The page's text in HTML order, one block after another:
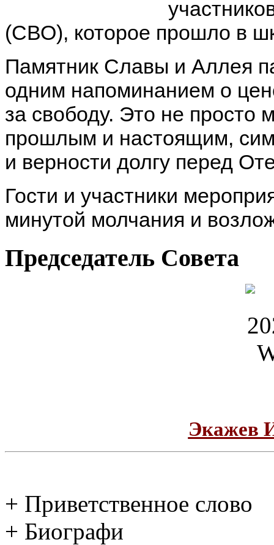
(СВО), которое прошло в
Памятник Славы и Аллея
одним напоминанием о
за свободу. Это не
прошлым и настоящим,
и верности долгу перед
Гости и участники
минутой молчания и
Председатель Совета
Экажев
+ Приветственное слово
+ Биографи